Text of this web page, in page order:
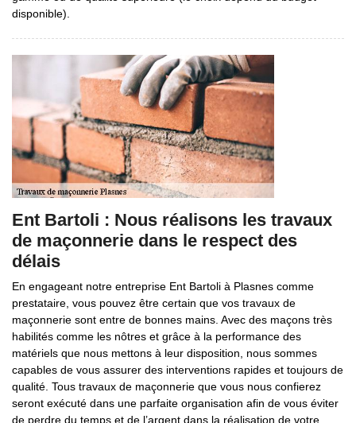
disponible).
Ent Bartoli : Nous réalisons les travaux
de maçonnerie dans le respect des
délais
En engageant notre entreprise Ent Bartoli à Plasnes comme
prestataire, vous pouvez être certain que vos travaux de
maçonnerie sont entre de bonnes mains. Avec des maçons très
habilités comme les nôtres et grâce à la performance des
matériels que nous mettons à leur disposition, nous sommes
capables de vous assurer des interventions rapides et toujours de
qualité. Tous travaux de maçonnerie que vous nous confierez
seront exécuté dans une parfaite organisation afin de vous éviter
de perdre du temps et de l’argent dans la réalisation de votre